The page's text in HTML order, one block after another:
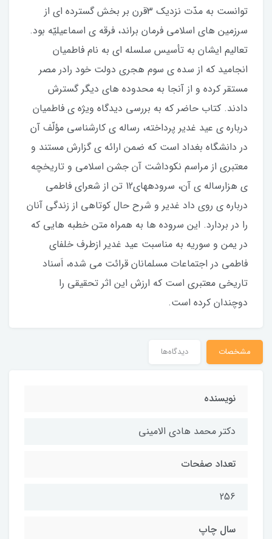
توانست به مدّت نزديك 3قرن بر بخش گسترده‏ اى از
سرزمين‏ هاى اسلامى فرمان براند، فرقه‏ ى اسماعيليّه بود.
تعاليم ايشان به تأسيس سلسله‏ اى به نام فاطميان
انجاميد كه از سده‏ ى سوم هجرى دولت خود رادر مصر
مستقر كرده و از آن‏جا به محدوده‏ هاى ديگر گسترش
دادند. كتاب حاضر كه به بررسى ديدگاه ويژه‏ ى فاطميان
درباره‏ ى عيد غدير پرداخته، رساله‏ ى كارشناسى مؤلّف آن
در دانشگاه بغداد است كه ضمن ارائه‏ ى گزارش مستند و
معتبرى از مراسم نكوداشت آن جشن اسلامى و تاريخچه‏
ى هزارساله‏ ى آن، سروده‏هاى12 تن از شعراى فاطمى
درباره‏ ى روى‏ داد غدير و شرح‏ حال كوتاهى از زندگى آنان
را در بردارد. اين سروده‏ ها به هم‏راه متن خطبه‏ هايى كه
در يمن و سوريه به مناسبت عيد غدير ازطرف خلفاى
فاطمى در اجتماعات مسلمانان قرائت مى‏ شده، اَسناد
تاريخى معتبرى است كه ارزش اين اثر تحقيقى را
دوچندان كرده است.
مشخصات دیدگاه‌ها
نويسنده
دكتر محمد هادي الاميني
تعداد صفحات
256
سال چاپ